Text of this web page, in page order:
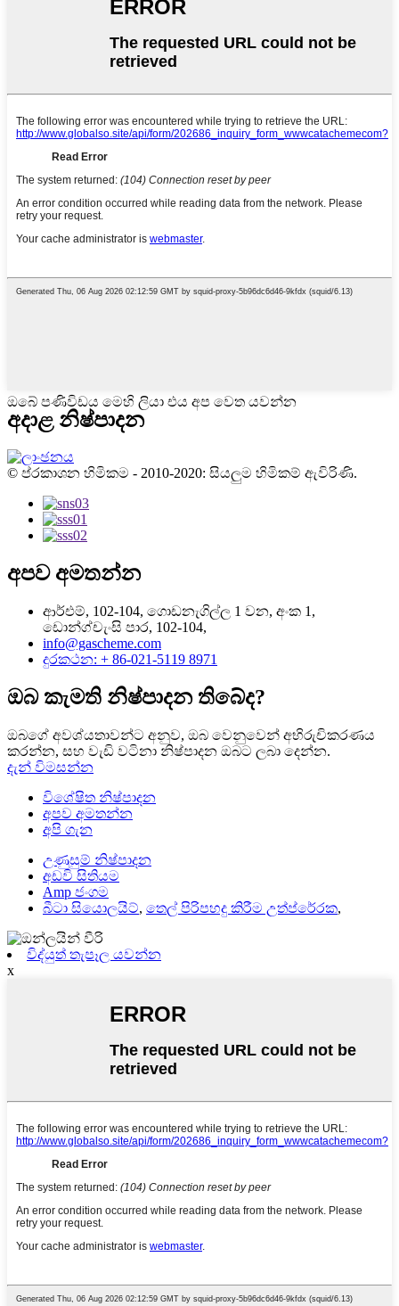
ඔබේ පණිවිඩය මෙහි ලියා එය අප වෙත යවන්න
අදාළ නිෂ්පාදන
© ප්රකාශන හිමිකම - 2010-2020: සියලුම හිමිකම් ඇවිරිණි.
අපව අමතන්න
ආර්එම්, 102-104, ගොඩනැගිල්ල 1 වන, අංක 1,
ඩොන්ග්චැංසි පාර, 102-104,
info@gascheme.com
දුරකථන: + 86-021-5119 8971
ඔබ කැමති නිෂ්පාදන තිබේද?
ඔබගේ අවශ්යතාවන්ට අනුව, ඔබ වෙනුවෙන් අභිරුචිකරණය
කරන්න, සහ වැඩි වටිනා නිෂ්පාදන ඔබට ලබා දෙන්න.
දැන් විමසන්න
විශේෂිත නිෂ්පාදන
අපව අමතන්න
අපි ගැන
උණුසුම් නිෂ්පාදන
අඩවි සිතියම
Amp ජංගම
බීටා සියොලයිට්, තෙල් පිරිපහදු කිරීම උත්ප්රේරක,
විද්යුත් තැපෑල යවන්න
x